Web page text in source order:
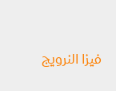
فيزا النرويج